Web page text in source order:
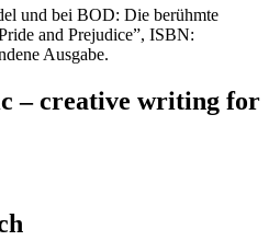
und bei BOD: Die berühmte
and Prejudice”, ISBN:
Ausgabe.
– creative writing for